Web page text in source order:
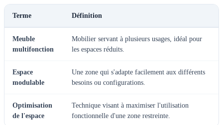
Terme Définition
Meuble
multifonction
Mobilier servant à plusieurs usages, idéal pour
les espaces réduits.
Espace
modulable
Une zone qui s'adapte facilement aux différents
besoins ou configurations.
Optimisation
de l'espace
Technique visant à maximiser l'utilisation
fonctionnelle d'une zone restreinte.